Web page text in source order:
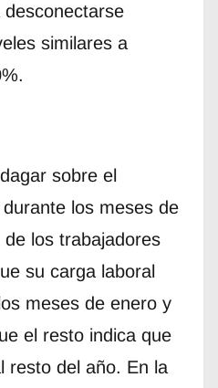
similares a
sobre el
los meses de
los trabajadores
su carga laboral
meses de enero y
el resto indica que
resto del año. En la